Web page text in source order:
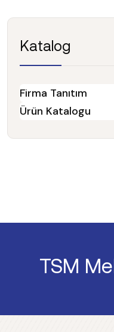
Katalog
Firma Tanıtım
Ürün Katalogu
TSM